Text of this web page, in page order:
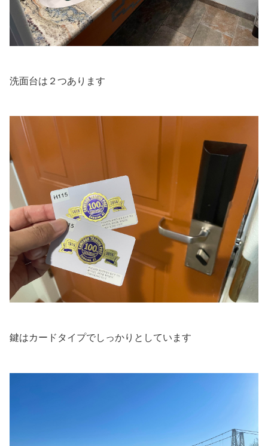
洗面台は２つあります
鍵はカードタイプでしっかりとしています